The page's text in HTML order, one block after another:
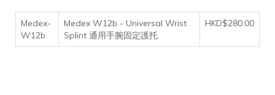
Medex-
W12b
Medex W12b - Universal Wrist
Splint 通用手腕固定護托
HKD$280.00